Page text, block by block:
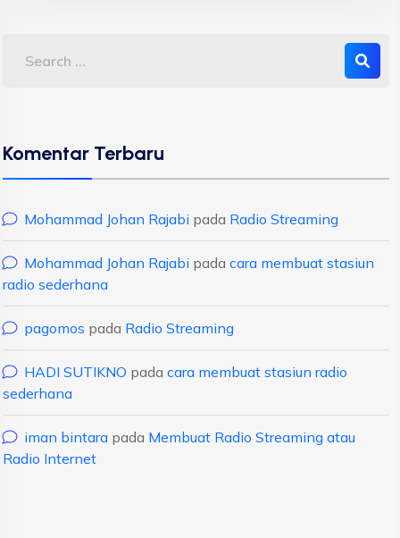
Komentar Terbaru
Mohammad Johan Rajabi pada Radio Streaming
Mohammad Johan Rajabi pada cara membuat stasiun
radio sederhana
pagomos pada Radio Streaming
HADI SUTIKNO pada cara membuat stasiun radio
sederhana
iman bintara pada Membuat Radio Streaming atau
Radio Internet